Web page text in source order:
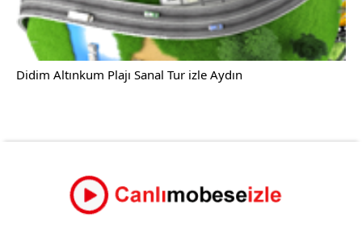
Didim Altınkum Plajı Sanal Tur izle Aydın